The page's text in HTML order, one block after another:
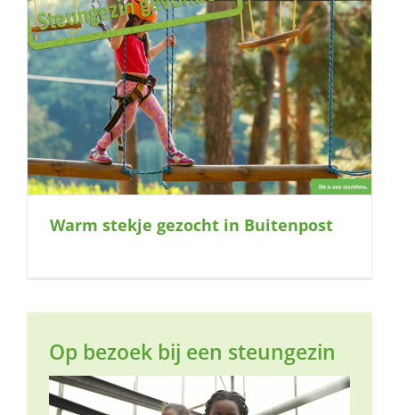
Warm stekje gezocht in Buitenpost
Op bezoek bij een steungezin